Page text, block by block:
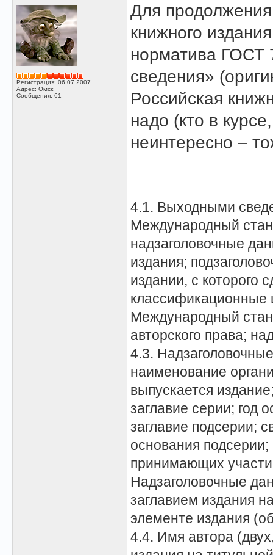
Регистрация: 06.07.2007
Адрес: Омск
Сообщения: 61
Для
книжного
норматива ГОСТ
сведения»
Российская
надо (кто в
неинтересно –
4.1. Выходными
Международный
надзаголовочные
издания;
издании, с которого
классификационные
Международный
авторского права;
4.3.
наименование
выпускается
заглавие серии; год
заглавие подсерии;
основания
принимающих
Надзаголовочные
заглавием издания
элементе издания
4.4. Имя автора